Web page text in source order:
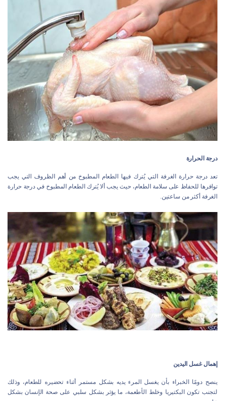
درجة الحرارة
تعد درجة حرارة الغرفة التي يُترك فيها الطعام المطبوخ من أهم الظروف التي يجب
توافرها للحفاظ على سلامة الطعام، حيث يجب ألا يُترك الطعام المطبوخ في درجة حرارة
الغرفة أكثر من ساعتين.
إهمال غسل اليدين
ينصح دومًا الخبراء بأن يغسل المرء يديه بشكل مستمر أثناء تحضيره للطعام، وذلك
لتجنب تكون البكتيريا وخلط الأطعمة، ما يؤثر بشكل سلبي على صحة الإنسان بشكل